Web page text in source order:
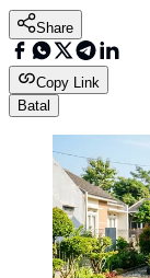
Share
Copy Link
Batal